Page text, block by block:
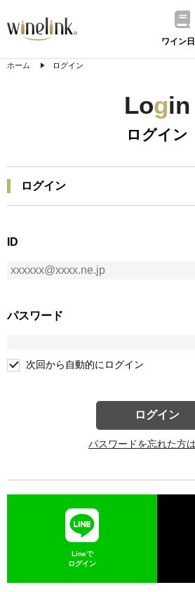
ワイン
ホーム ログイン
Login
ログイン
ログイン
ID
パスワード
次回から自動的にログイン
ログイン
パスワードを忘れた方
Lineで
ログイン